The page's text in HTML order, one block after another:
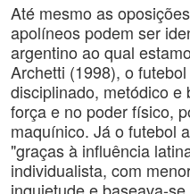
Até mesmo as
apolíneos podem ser
argentino ao qual
Archetti (1998), o
disciplinado, metódico e
força e no poder físico,
maquínico. Já o futebol
"graças à influência
individualista, com